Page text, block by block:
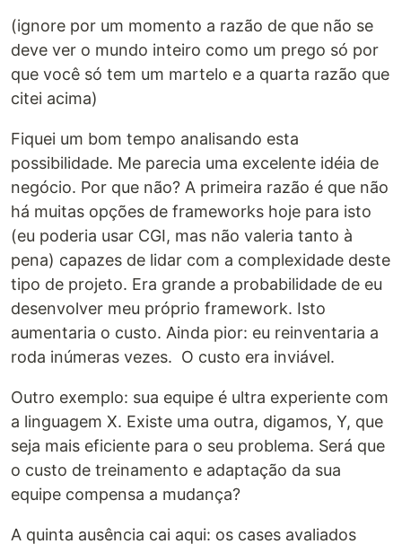
(ignore por um momento a razão de que não se
deve ver o mundo inteiro como um prego só por
que você só tem um martelo e a quarta razão que
citei acima)
Fiquei um bom tempo analisando esta
possibilidade. Me parecia uma excelente idéia de
negócio. Por que não? A primeira razão é que não
há muitas opções de frameworks hoje para isto
(eu poderia usar CGI, mas não valeria tanto à
pena) capazes de lidar com a complexidade deste
tipo de projeto. Era grande a probabilidade de eu
desenvolver meu próprio framework. Isto
aumentaria o custo. Ainda pior: eu reinventaria a
roda inúmeras vezes. O custo era inviável.
Outro exemplo: sua equipe é ultra experiente com
a linguagem X. Existe uma outra, digamos, Y, que
seja mais eficiente para o seu problema. Será que
o custo de treinamento e adaptação da sua
equipe compensa a mudança?
A quinta ausência cai aqui: os cases avaliados